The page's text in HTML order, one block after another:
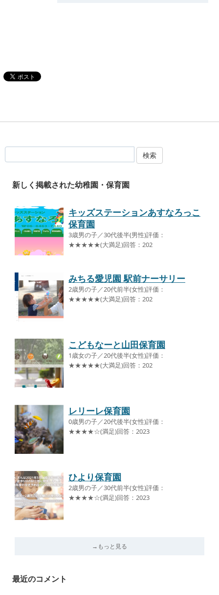
検索
新しく掲載された幼稚園・保育園
キッズステーションあすなろっこ
保育園
3歳男の子／30代後半(男性)評価：
★★★★★(大満足)回答：202
みちる愛児園 駅前ナーサリー
2歳男の子／20代前半(女性)評価：
★★★★★(大満足)回答：202
こどもなーと山田保育園
1歳女の子／20代後半(女性)評価：
★★★★★(大満足)回答：202
レリーレ保育園
0歳男の子／20代後半(女性)評価：
★★★★☆(満足)回答：2023
ひより保育園
2歳男の子／30代前半(女性)評価：
★★★★☆(満足)回答：2023
→もっと見る
最近のコメント